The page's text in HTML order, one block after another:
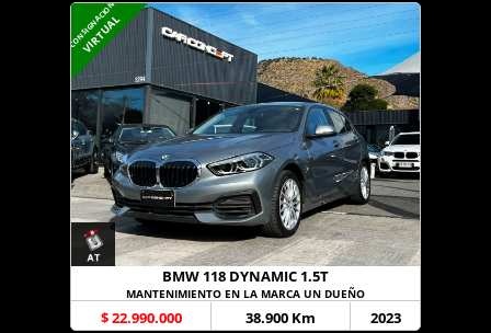
CONSIGNACION
VIRTUAL
BMW 118 DYNAMIC 1.5T
MANTENIMIENTO EN LA MARCA UN DUEÑO
$ 22.990.000 38.900 Km 2023